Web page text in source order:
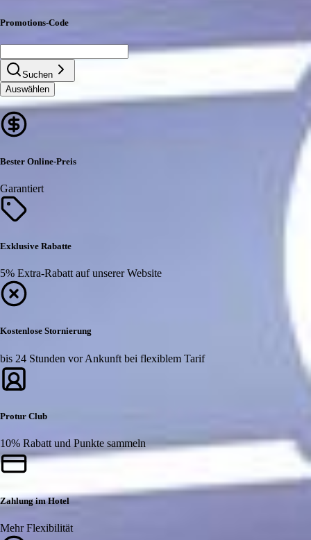
Promotions-Code
Suchen
Auswählen
Bester Online-Preis
Garantiert
Exklusive Rabatte
5% Extra-Rabatt auf unserer Website
Kostenlose Stornierung
bis 24 Stunden vor Ankunft bei flexiblem Tarif
Protur Club
10% Rabatt und Punkte sammeln
Zahlung im Hotel
Mehr Flexibilität